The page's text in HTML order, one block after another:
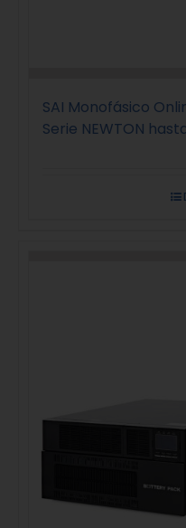
SAI Monofásico
Serie NEWTON